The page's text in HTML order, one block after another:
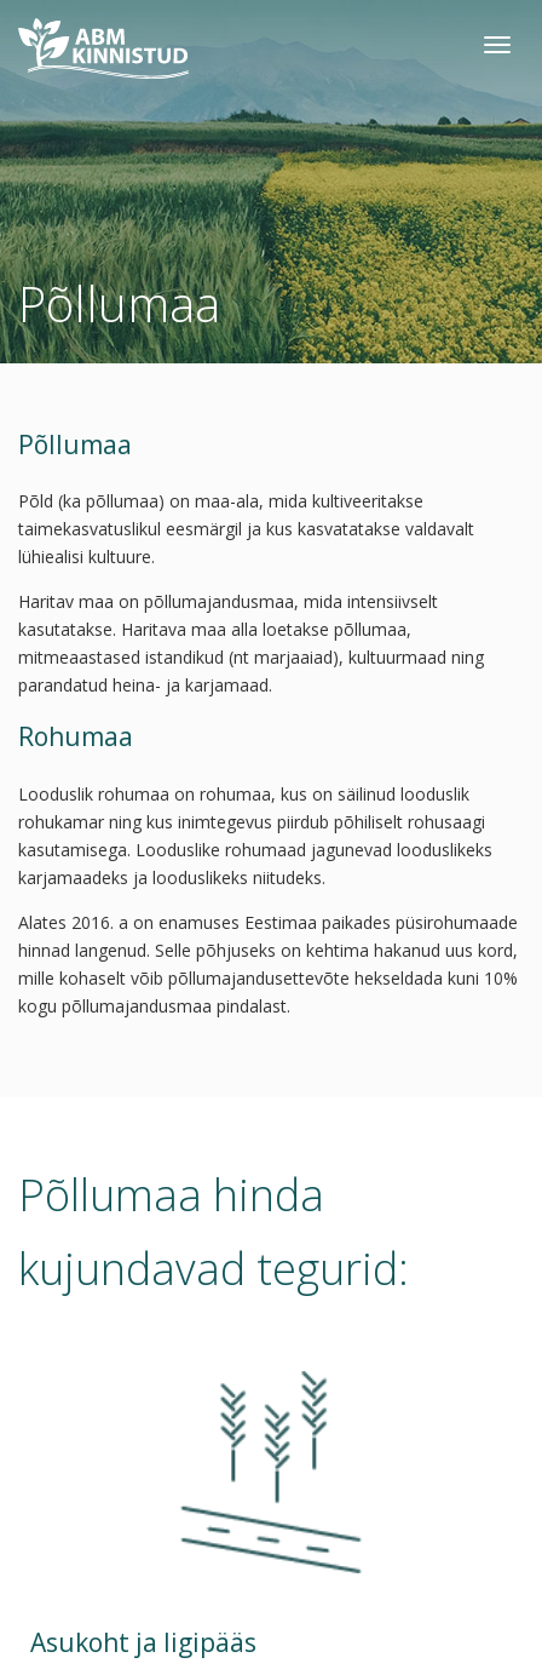
Põllumaa
Põllumaa
Põld (ka põllumaa) on maa-ala, mida kultiveeritakse
taimekasvatuslikul eesmärgil ja kus kasvatatakse valdavalt
lühiealisi kultuure.
Haritav maa on põllumajandusmaa, mida intensiivselt
kasutatakse. Haritava maa alla loetakse põllumaa,
mitmeaastased istandikud (nt marjaaiad), kultuurmaad ning
parandatud heina- ja karjamaad.
Rohumaa
Looduslik rohumaa on rohumaa, kus on säilinud looduslik
rohukamar ning kus inimtegevus piirdub põhiliselt rohusaagi
kasutamisega. Looduslike rohumaad jagunevad looduslikeks
karjamaadeks ja looduslikeks niitudeks.
Alates 2016. a on enamuses Eestimaa paikades püsirohumaade
hinnad langenud. Selle põhjuseks on kehtima hakanud uus kord,
mille kohaselt võib põllumajandusettevõte hekseldada kuni 10%
kogu põllumajandusmaa pindalast.
Põllumaa hinda
kujundavad tegurid:
Asukoht ja ligipääs